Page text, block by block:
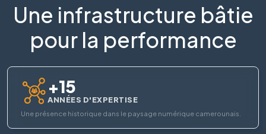
Une infrastructure bâtie
pour la performance
+15
ANNÉES D'EXPERTISE
Une présence historique dans le paysage numérique camerounais.